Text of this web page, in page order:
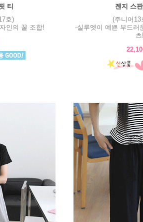
티
호)
인의 꿀 조합!
젠지 스
(주니어13
-실루엣이 예쁜 부드러